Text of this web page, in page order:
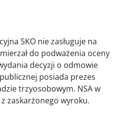
SKO nie zasługuje na
do podważenia oceny
decyzji o odmowie
posiada prezes
trzyosobowym. NSA w
zaskarżonego wyroku.